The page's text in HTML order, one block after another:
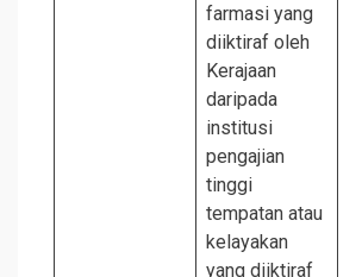
farmasi yang
diiktiraf oleh
Kerajaan
daripada
institusi
pengajian
tinggi
tempatan atau
kelayakan
yang diiktiraf